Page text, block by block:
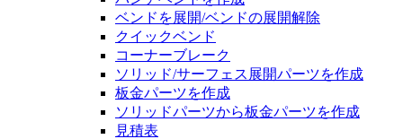
ベンドを展開/ベンドの展開解除
クイックベンド
コーナーブレーク
ソリッド/サーフェス展開パーツを作成
板金パーツを作成
ソリッドパーツから板金パーツを作成
見積表